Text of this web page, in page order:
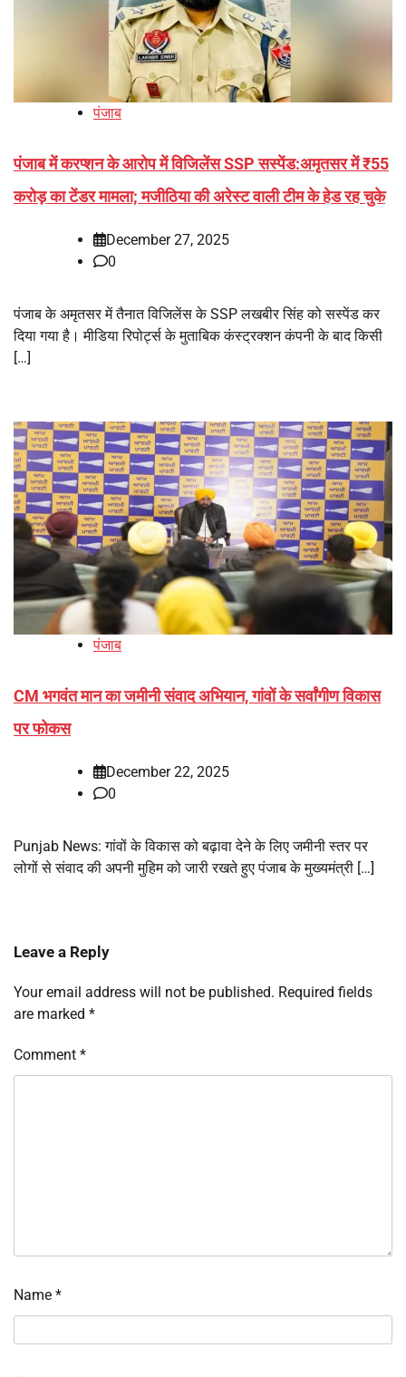
पंजाब
पंजाब में करप्शन के आरोप में विजिलेंस SSP सस्पेंड:अमृतसर में ₹55
करोड़ का टेंडर मामला; मजीठिया की अरेस्ट वाली टीम के हेड रह चुके
December 27, 2025
0
पंजाब के अमृतसर में तैनात विजिलेंस के SSP लखबीर सिंह को सस्पेंड कर
दिया गया है। मीडिया रिपोर्ट्स के मुताबिक कंस्ट्रक्शन कंपनी के बाद किसी
[…]
पंजाब
CM भगवंत मान का जमीनी संवाद अभियान, गांवों के सर्वांगीण विकास
पर फोकस
December 22, 2025
0
Punjab News: गांवों के विकास को बढ़ावा देने के लिए जमीनी स्तर पर
लोगों से संवाद की अपनी मुहिम को जारी रखते हुए पंजाब के मुख्यमंत्री […]
Leave a Reply
Your email address will not be published. Required fields
are marked *
Comment *
Name *